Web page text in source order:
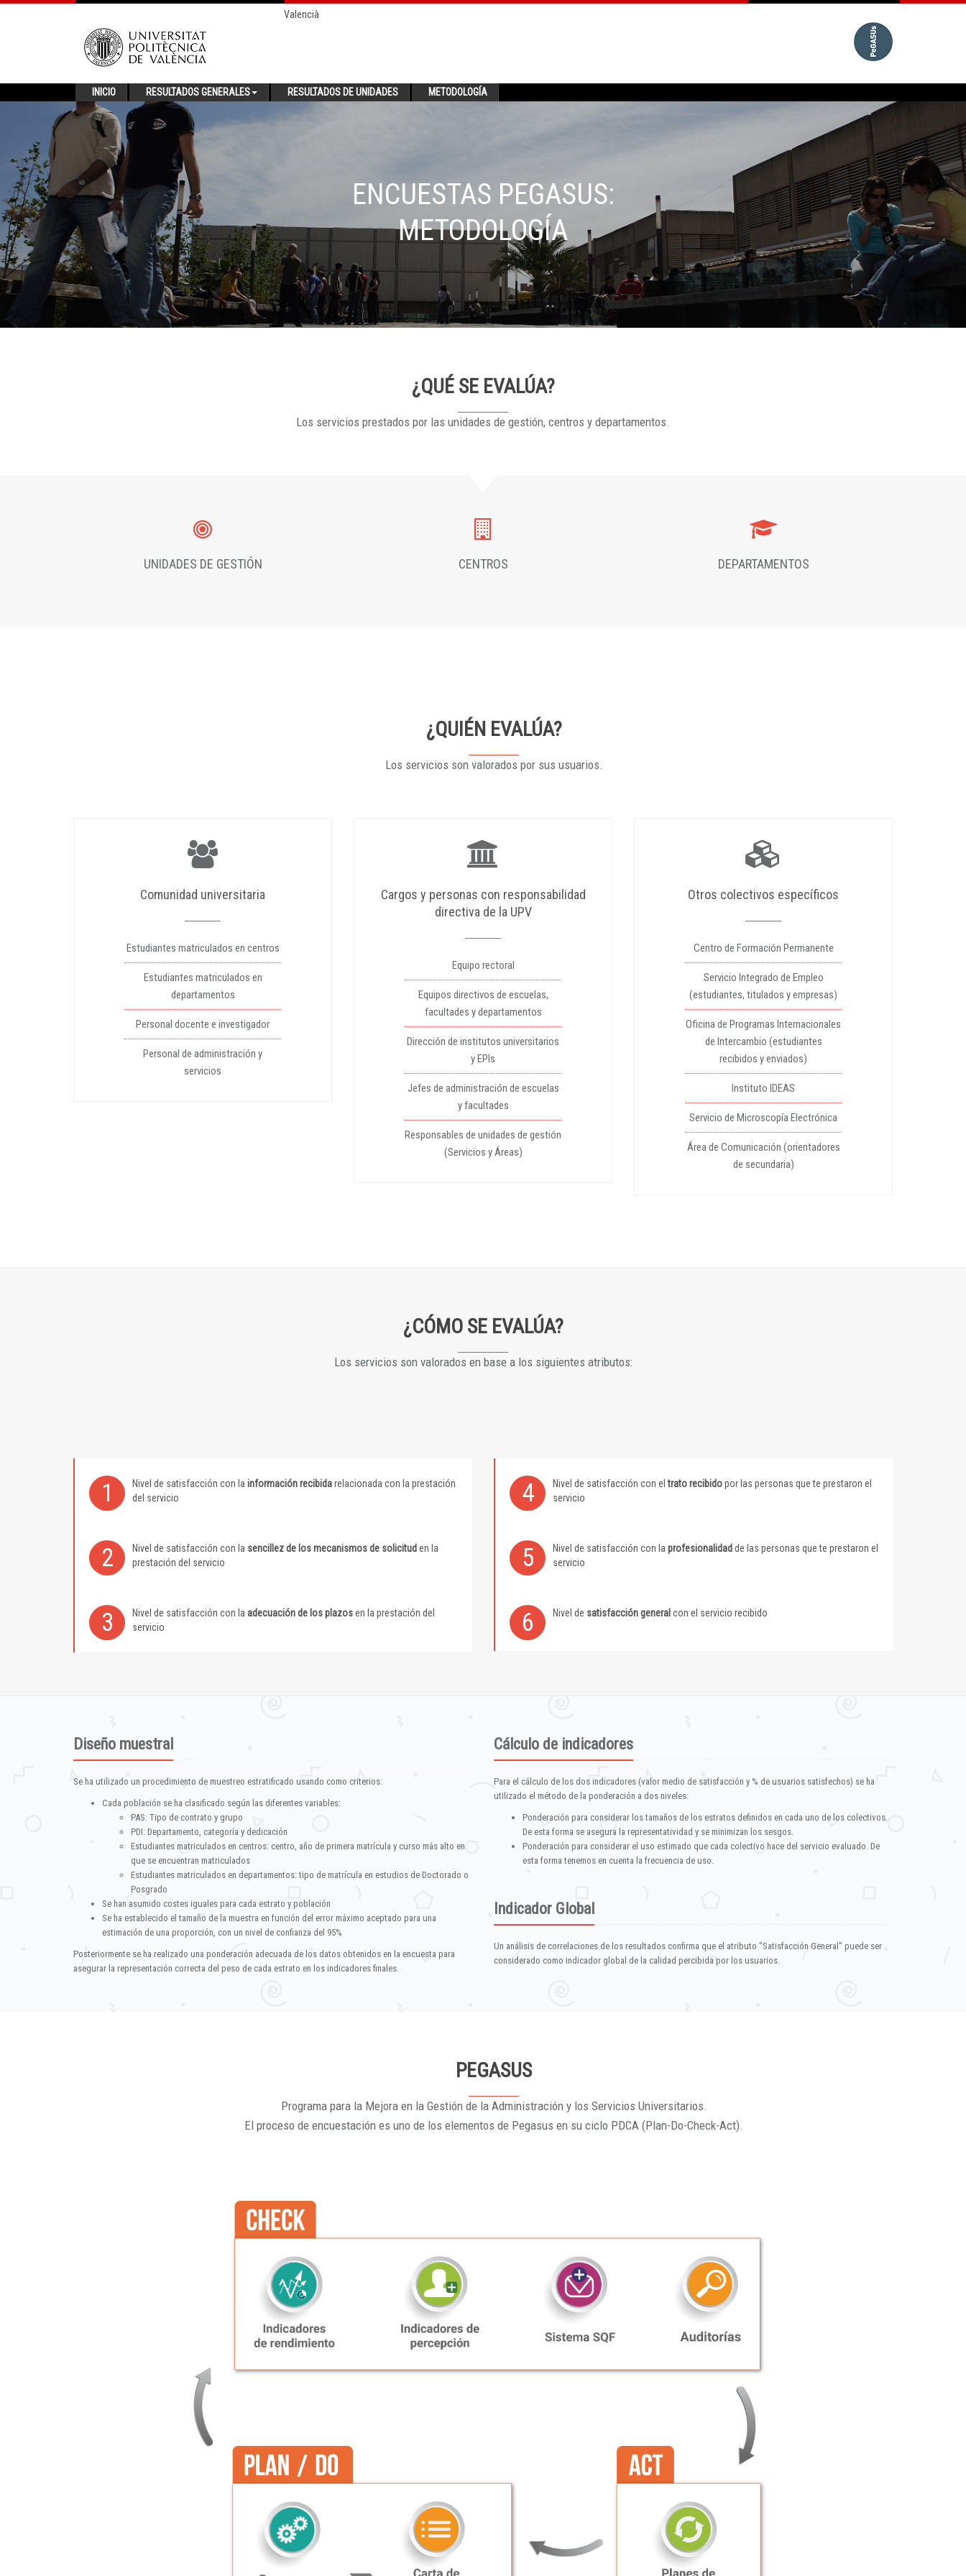
Valencià
INICIO RESULTADOS GENERALES RESULTADOS DE UNIDADES METODOLOGÍA
ENCUESTAS PEGASUS:
METODOLOGÍA
¿QUÉ SE EVALÚA?
Los servicios prestados por las unidades de gestión, centros y departamentos.
UNIDADES DE GESTIÓN CENTROS DEPARTAMENTOS
¿QUIÉN EVALÚA?
Los servicios son valorados por sus usuarios.
Comunidad universitaria
Estudiantes matriculados en centros
Estudiantes matriculados en
departamentos
Personal docente e investigador
Personal de administración y
servicios
Cargos y personas con responsabilidad
directiva de la UPV
Equipo rectoral
Equipos directivos de escuelas,
facultades y departamentos
Dirección de institutos universitarios
y EPIs
Jefes de administración de escuelas
y facultades
Responsables de unidades de gestión
(Servicios y Áreas)
Otros colectivos específicos
Centro de Formación Permanente
Servicio Integrado de Empleo
(estudiantes, titulados y empresas)
Oficina de Programas Internacionales
de Intercambio (estudiantes
recibidos y enviados)
Instituto IDEAS
Servicio de Microscopía Electrónica
Área de Comunicación (orientadores
de secundaria)
¿CÓMO SE EVALÚA?
Los servicios son valorados en base a los siguientes atributos:
1 Nivel de satisfacción con la información recibidarelacionada con la prestación
del servicio
4 Nivel de satisfacción con eltrato recibidopor las personas que te prestaron el
servicio
2 Nivel de satisfacción con la sencillez de los mecanismos de solicitud en la
prestación del servicio
5 Nivel de satisfacción con la profesionalidad de las personas que te prestaron el
servicio
3 Nivel de satisfacción con la adecuación de los plazosen la prestación del
servicio
6 Nivel de satisfacción general con el servicio recibido
Diseño muestral
Se ha utilizado un procedimiento de muestreo estratificado usando como criterios:
Cada población se ha clasificado según las diferentes variables:
PAS: Tipo de contrato y grupo
PDI: Departamento, categoría y dedicación
Estudiantes matriculados en centros: centro, año de primera matrícula y curso más alto en
que se encuentran matriculados
Estudiantes matriculados en departamentos: tipo de matrícula en estudios de Doctorado o
Posgrado
Se han asumido costes iguales para cada estrato y población
Se ha establecido el tamaño de la muestra en función del error máximo aceptado para una
estimación de una proporción, con un nivel de confianza del 95%
Posteriormente se ha realizado una ponderación adecuada de los datos obtenidos en la encuesta para
asegurar la representación correcta del peso de cada estrato en los indicadores finales.
Cálculo de indicadores
Para el cálculo de los dos indicadores (valor medio de satisfacción y % de usuarios satisfechos) se ha
utilizado el método de la ponderación a dos niveles:
Ponderación para considerar los tamaños de los estratos definidos en cada uno de los colectivos.
De esta forma se asegura la representatividad y se minimizan los sesgos.
Ponderación para considerar el uso estimado que cada colectivo hace del servicio evaluado. De
esta forma tenemos en cuenta la frecuencia de uso.
Indicador Global
Un análisis de correlaciones de los resultados confirma que el atributo "Satisfacción General" puede ser
considerado como indicador global de la calidad percibida por los usuarios.
PEGASUS
Programa para la Mejora en la Gestión de la Administración y los Servicios Universitarios.
El proceso de encuestación es uno de los elementos de Pegasus en su ciclo PDCA (Plan-Do-Check-Act).